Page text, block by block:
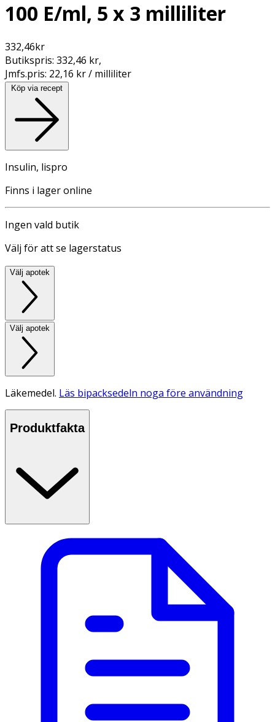
100 E/ml, 5 x 3 milliliter
332,46kr
Butikspris: 332,46 kr,
Jmfs.pris: 22,16 kr / milliliter
Köp via recept
Insulin, lispro
Finns i lager online
Ingen vald butik
Välj för att se lagerstatus
Välj apotek
Välj apotek
Läkemedel. Läs bipacksedeln noga före användning
Produktfakta